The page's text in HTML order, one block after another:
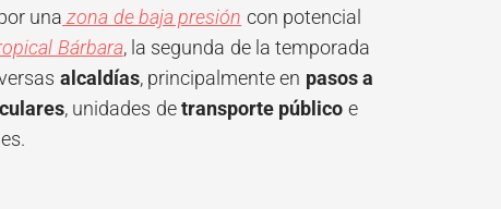
una zona de baja presión con potencial
Bárbara, la segunda de la temporada
alcaldías, principalmente en pasos a
, unidades detransporte público e